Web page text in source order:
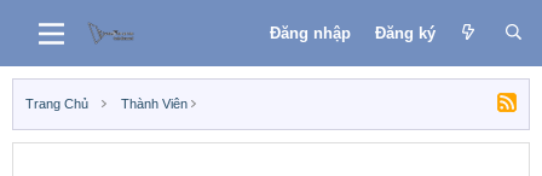
Đăng nhập Đăng ký
Trang Chủ Thành Viên